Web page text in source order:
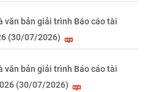
văn bản giải trình Báo cáo tài
(30/07/2026)
văn bản giải trình Báo cáo tài
(30/07/2026)